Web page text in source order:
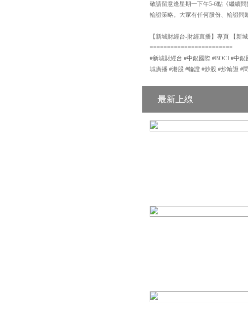
敬請留意逢星期一下午5-6點《繼續
輪證策略。大家有任何股份、輪證問
【新城財經台-財經直播】專頁 【新
========================
#新城財經台 #中銀國際 #BOCI #中銀
城廣播 #港股 #輪證 #炒股 #炒輪證 #
最新上線